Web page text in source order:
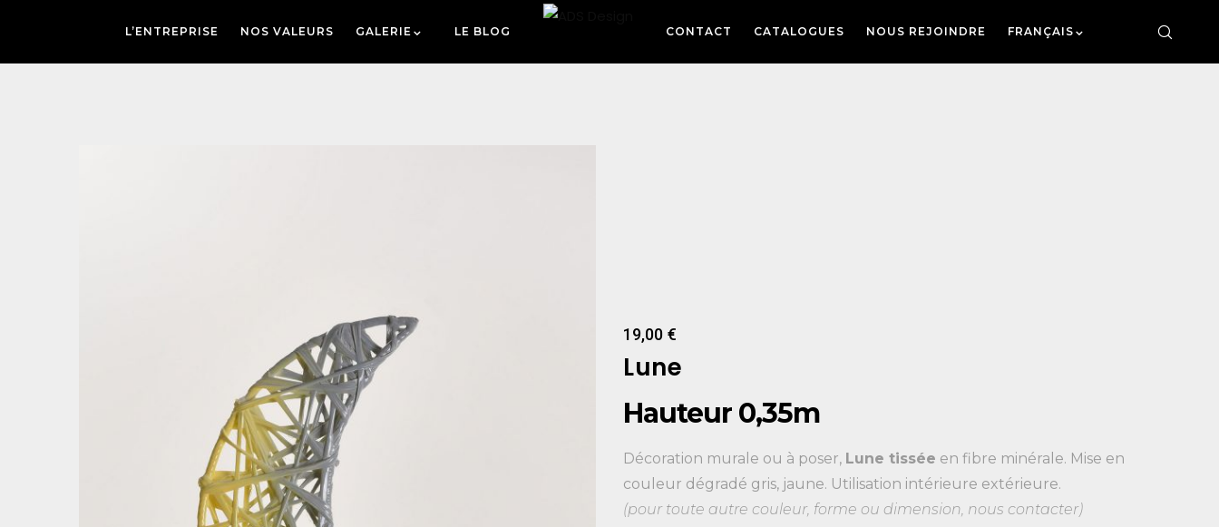
L’ENTREPRISE NOS VALEURS GALERIE LE BLOG CONTACT CATALOGUES NOUS REJOINDRE FRANÇAIS
19,00 €
Lune
Hauteur 0,35m
Décoration murale ou à poser, Lune tissée en fibre minérale. Mise en
couleur dégradé gris, jaune. Utilisation intérieure extérieure.
(pour toute autre couleur, forme ou dimension, nous contacter)